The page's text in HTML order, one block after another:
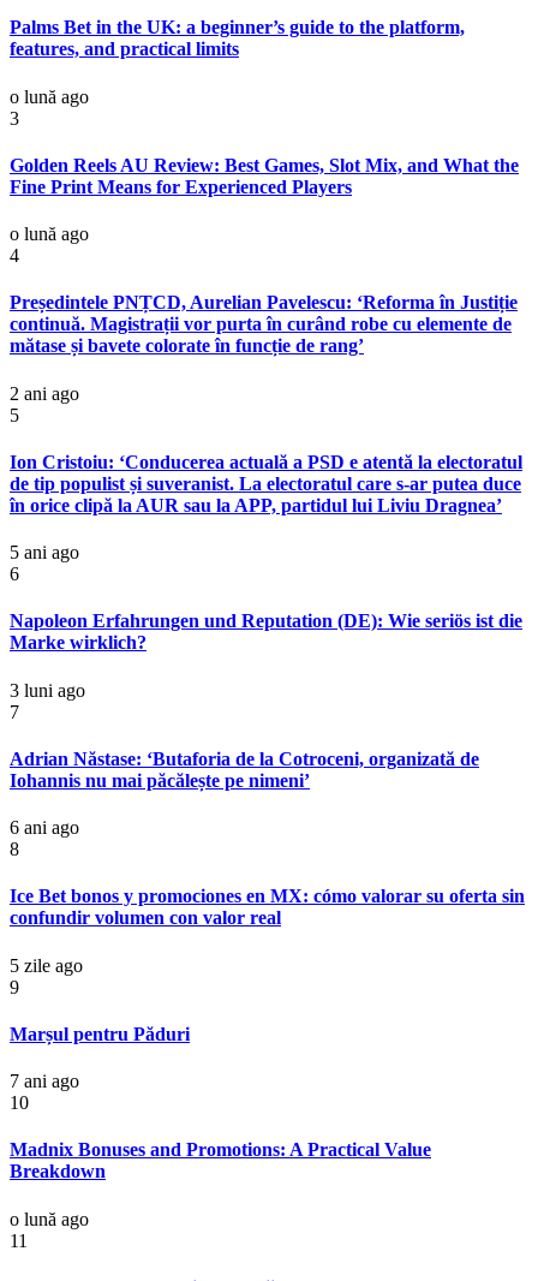
Palms Bet in the UK: a beginner’s guide to the platform,
features, and practical limits
o lună ago
3
Golden Reels AU Review: Best Games, Slot Mix, and What the
Fine Print Means for Experienced Players
o lună ago
4
Președintele PNȚCD, Aurelian Pavelescu: ‘Reforma în Justiție
continuă. Magistrații vor purta în curând robe cu elemente de
mătase și bavete colorate în funcție de rang’
2 ani ago
5
Ion Cristoiu: ‘Conducerea actuală a PSD e atentă la electoratul
de tip populist și suveranist. La electoratul care s-ar putea duce
în orice clipă la AUR sau la APP, partidul lui Liviu Dragnea’
5 ani ago
6
Napoleon Erfahrungen und Reputation (DE): Wie seriös ist die
Marke wirklich?
3 luni ago
7
Adrian Năstase: ‘Butaforia de la Cotroceni, organizată de
Iohannis nu mai păcălește pe nimeni’
6 ani ago
8
Ice Bet bonos y promociones en MX: cómo valorar su oferta sin
confundir volumen con valor real
5 zile ago
9
Marșul pentru Păduri
7 ani ago
10
Madnix Bonuses and Promotions: A Practical Value
Breakdown
o lună ago
11